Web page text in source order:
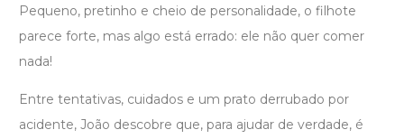
Pequeno, pretinho e cheio de personalidade, o filhote
parece forte, mas algo está errado: ele não quer comer
nada!
Entre tentativas, cuidados e um prato derrubado por
acidente, João descobre que, para ajudar de verdade, é